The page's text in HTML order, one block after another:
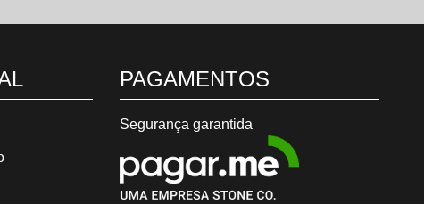
PAGAMENTOS
Segurança garantida